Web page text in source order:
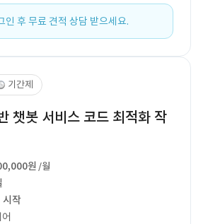
인 후 무료 견적 상담 받으세요.
기간제
챗봇 서비스 코드 최적화 작
원 /월
시작